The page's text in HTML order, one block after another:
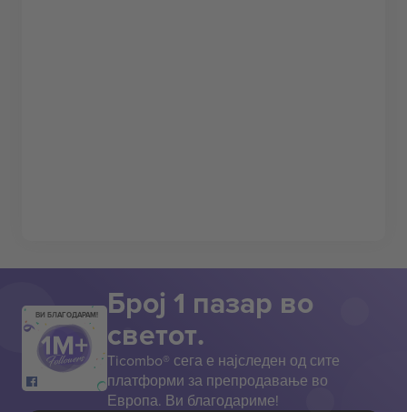
ВИ БЛАГОДАРАМ! Број 1 пазар во
светот.
Ticombo® сега е најследен од сите
платформи за препродавање во
Европа. Ви благодариме!